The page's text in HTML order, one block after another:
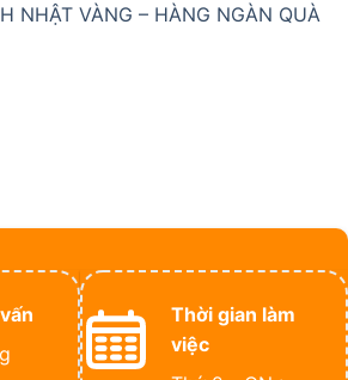
NHẬT VÀNG – HÀNG NGÀN QUÀ
Thời gian làm
việc